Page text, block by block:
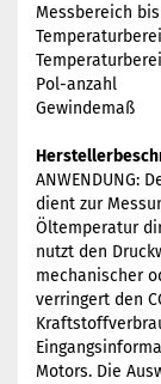
Messbereich
Pol-anzahl
Gewindemaß
ANWENDUNG:
dient zur
Öltemperatur
nutzt den
mechanischer
verringert den
Motors. Die